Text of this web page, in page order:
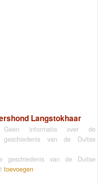
Langstokhaar
Geen informatie over de
geschiedenis van de Duitse
geschiedenis van de Duitse
toevoegen